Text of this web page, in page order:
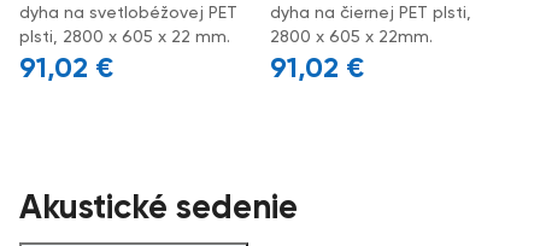
dyha na svetlobéžovej PET
plsti, 2800 x 605 x 22 mm.
91,02 €
dyha na čiernej PET plsti,
2800 x 605 x 22mm.
91,02 €
Akustické sedenie